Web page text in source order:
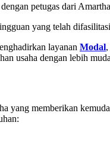
petugas dari
yang telah
layanan Modal
usaha dengan lebih
yang memberikan